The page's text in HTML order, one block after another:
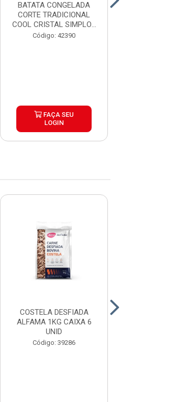
BATATA CONGELADA
CORTE TRADICIONAL
COOL CRISTAL SIMPLOT
CAIX...
Código: 42390
FAÇA SEU
LOGIN
COSTELA DESFIADA
ALFAMA 1KG CAIXA 6
UNID
Código: 39286